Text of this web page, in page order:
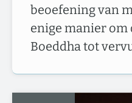
beoefening van
enige manier om
Boeddha tot